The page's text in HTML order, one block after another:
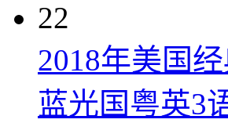
22
2018年美国
蓝光国粤英3